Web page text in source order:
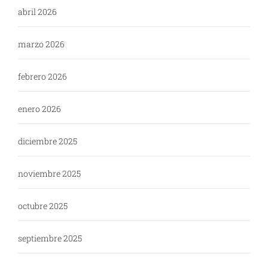
abril 2026
marzo 2026
febrero 2026
enero 2026
diciembre 2025
noviembre 2025
octubre 2025
septiembre 2025